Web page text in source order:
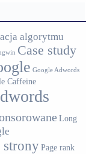
algorytmu
Case study
Google Adwords
Caffeine
Long
stronyPage rank